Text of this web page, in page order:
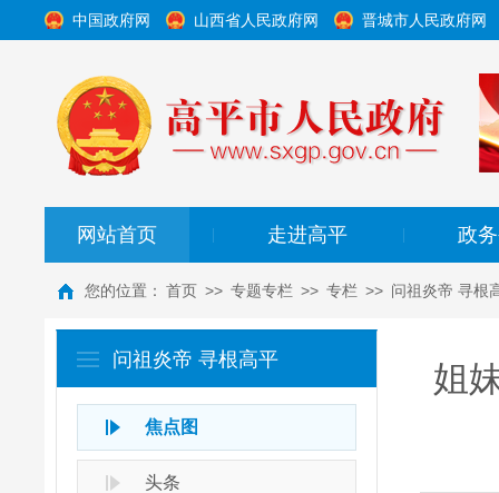
中国政府网 山西省人民政府网 晋城市人民政府网
网站首页 走进高平 政
您的位置： 首页 >> 专题专栏 >> 专栏 >> 问祖炎帝 寻根
问祖炎帝 寻根高平
焦点图
头条
姐